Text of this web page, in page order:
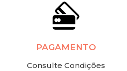
PAGAMENTO
Consulte Condições